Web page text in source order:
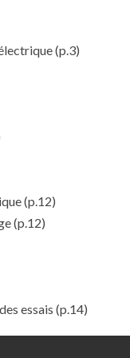
(p.3)
(p.12)
(p.12)
essais (p.14)